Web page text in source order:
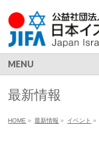
MENU
最新情報
HOME » 最新情報 » イベント »